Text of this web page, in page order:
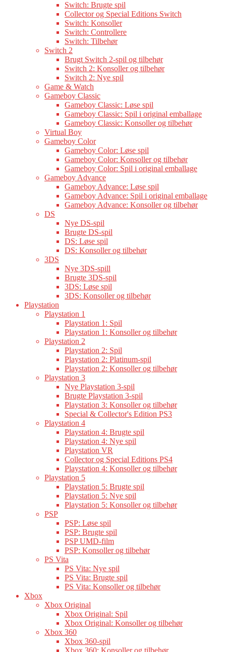
Switch: Brugte spil
Collector og Special Editions Switch
Switch: Konsoller
Switch: Controllere
Switch: Tilbehør
Switch 2
Brugt Switch 2-spil og tilbehør
Switch 2: Konsoller og tilbehør
Switch 2: Nye spil
Game & Watch
Gameboy Classic
Gameboy Classic: Løse spil
Gameboy Classic: Spil i original emballage
Gameboy Classic: Konsoller og tilbehør
Virtual Boy
Gameboy Color
Gameboy Color: Løse spil
Gameboy Color: Konsoller og tilbehør
Gameboy Color: Spil i original emballage
Gameboy Advance
Gameboy Advance: Løse spil
Gameboy Advance: Spil i original emballage
Gameboy Advance: Konsoller og tilbehør
DS
Nye DS-spil
Brugte DS-spil
DS: Løse spil
DS: Konsoller og tilbehør
3DS
Nye 3DS-spill
Brugte 3DS-spil
3DS: Løse spil
3DS: Konsoller og tilbehør
Playstation
Playstation 1
Playstation 1: Spil
Playstation 1: Konsoller og tilbehør
Playstation 2
Playstation 2: Spil
Playstation 2: Platinum-spil
Playstation 2: Konsoller og tilbehør
Playstation 3
Nye Playstation 3-spil
Brugte Playstation 3-spil
Playstation 3: Konsoller og tilbehør
Special & Collector's Edition PS3
Playstation 4
Playstation 4: Brugte spil
Playstation 4: Nye spil
Playstation VR
Collector og Special Editions PS4
Playstation 4: Konsoller og tilbehør
Playstation 5
Playstation 5: Brugte spil
Playstation 5: Nye spil
Playstation 5: Konsoller og tilbehør
PSP
PSP: Løse spil
PSP: Brugte spil
PSP UMD-film
PSP: Konsoller og tilbehør
PS Vita
PS Vita: Nye spil
PS Vita: Brugte spil
PS Vita: Konsoller og tilbehør
Xbox
Xbox Original
Xbox Original: Spil
Xbox Original: Konsoller og tilbehør
Xbox 360
Xbox 360-spil